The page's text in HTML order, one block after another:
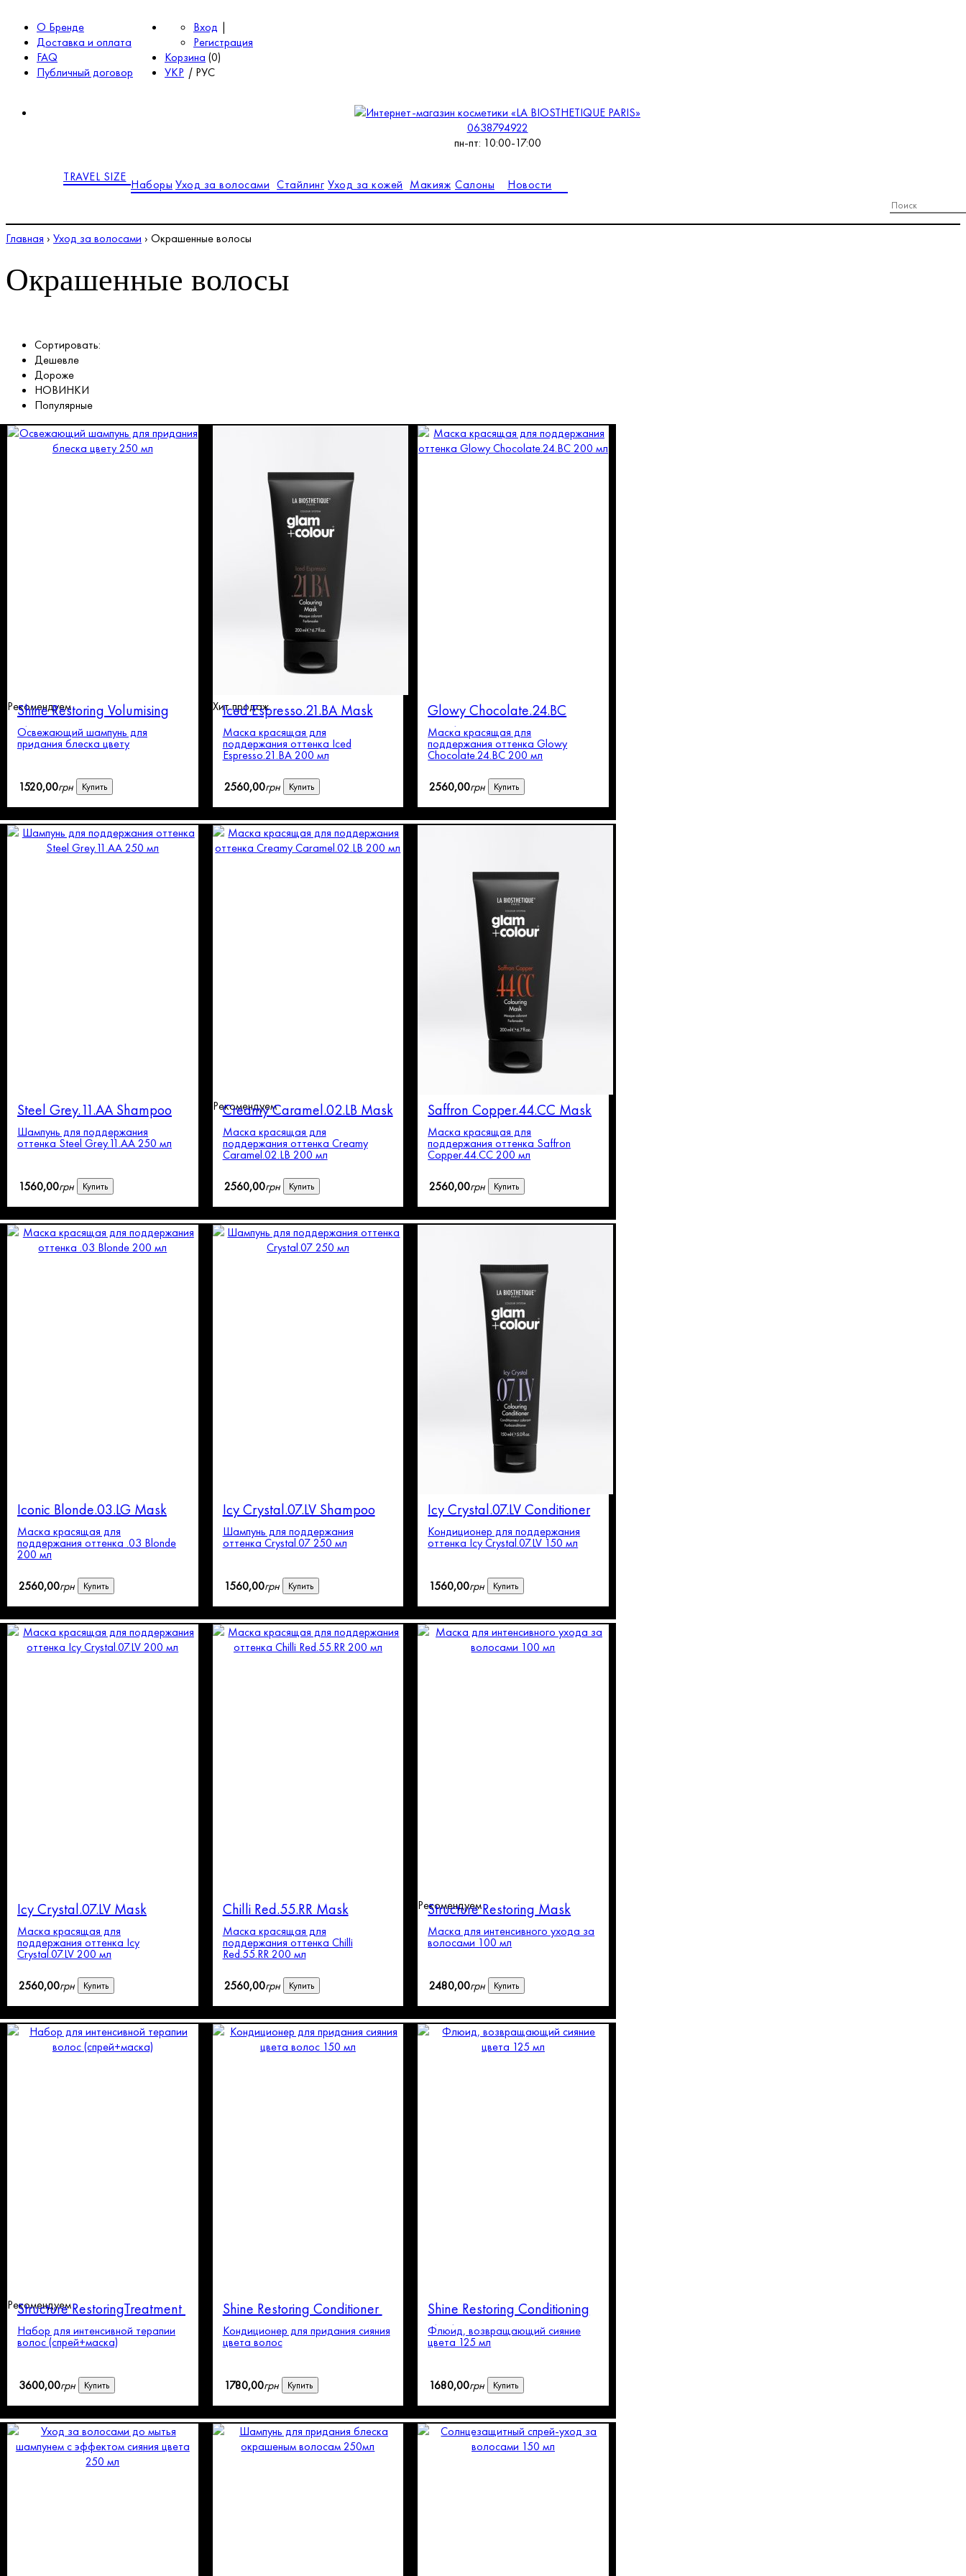
О Бренде
Доставка и оплата
FAQ
Публичный договор
Вход |
Регистрация
Корзина (0)
УКР | РУС
0638794922
пн-пт: 10:00-17:00
TRAVEL SIZE
Наборы Уход за волосами Стайлинг Уход за кожей Макияж Салоны Новости
Главная › Уход за волосами › Окрашенные волосы
Окрашенные волосы
Сортировать:
Дешевле
Дороже
НОВИНКИ
Популярные
Рекомендуем
Shine Restoring Volumising
Shampoo
Освежающий шампунь для
придания блеска цвету
1520,00грн Купить
Хит продаж
Iced Espresso.21.BA Mask
Маска красящая для
поддержания оттенка Iced
Espresso.21.BA 200 мл
2560,00грн Купить
Glowy Chocolate.24.BC
Mask
Маска красящая для
поддержания оттенка Glowy
Chocolate.24.BC 200 мл
2560,00грн Купить
Steel Grey.11.AA Shampoo
Шампунь для поддержания
оттенка Steel Grey.11.AA 250 мл
1560,00грн Купить
Рекомендуем
Creamy Caramel.02.LB Mask
Маска красящая для
поддержания оттенка Creamy
Caramel.02.LB 200 мл
2560,00грн Купить
Saffron Copper.44.CC Mask
Маска красящая для
поддержания оттенка Saffron
Copper.44.CC 200 мл
2560,00грн Купить
Iconic Blonde.03.LG Mask
Маска красящая для
поддержания оттенка .03 Blonde
200 мл
2560,00грн Купить
Icy Crystal.07.LV Shampoo
Шампунь для поддержания
оттенка Crystal.07 250 мл
1560,00грн Купить
Icy Crystal.07.LV Conditioner
Кондиционер для поддержания
оттенка Icy Crystal.07.LV 150 мл
1560,00грн Купить
Icy Crystal.07.LV Mask
Маска красящая для
поддержания оттенка Icy
Crystal.07.LV 200 мл
2560,00грн Купить
Chilli Red.55.RR Mask
Маска красящая для
поддержания оттенка Chilli
Red.55.RR 200 мл
2560,00грн Купить
Рекомендуем
Structure Restoring Mask
Маска для интенсивного ухода за
волосами 100 мл
2480,00грн Купить
Рекомендуем
Structure RestoringTreatment
Набор для интенсивной терапии
волос (спрей+маска)
3600,00грн Купить
Shine Restoring Conditioner
Кондиционер для придания сияния
цвета волос
1780,00грн Купить
Shine Restoring Conditioning
Fluid
Флюид, возвращающий сияние
цвета 125 мл
1680,00грн Купить